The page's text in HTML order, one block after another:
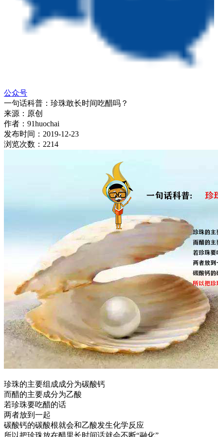
公众号
一句话科普：珍珠敢长时间吃醋吗？
来源： 原创
作者： 91huochai
发布时间： 2019-12-23
浏览次数： 2214
珍珠的主要组成成分为碳酸钙
而醋的主要成分为乙酸
若珍珠要吃醋的话
两者放到一起
碳酸钙的碳酸根就会和乙酸发生化学反应
所以把珍珠放在醋里长时间话就会不断“融化”